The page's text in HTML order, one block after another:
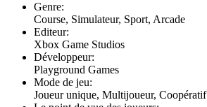
Genre:
Course, Simulateur, Sport, Arcade
Editeur:
Xbox Game Studios
Développeur:
Playground Games
Mode de jeu:
Joueur unique, Multijoueur, Coopératif